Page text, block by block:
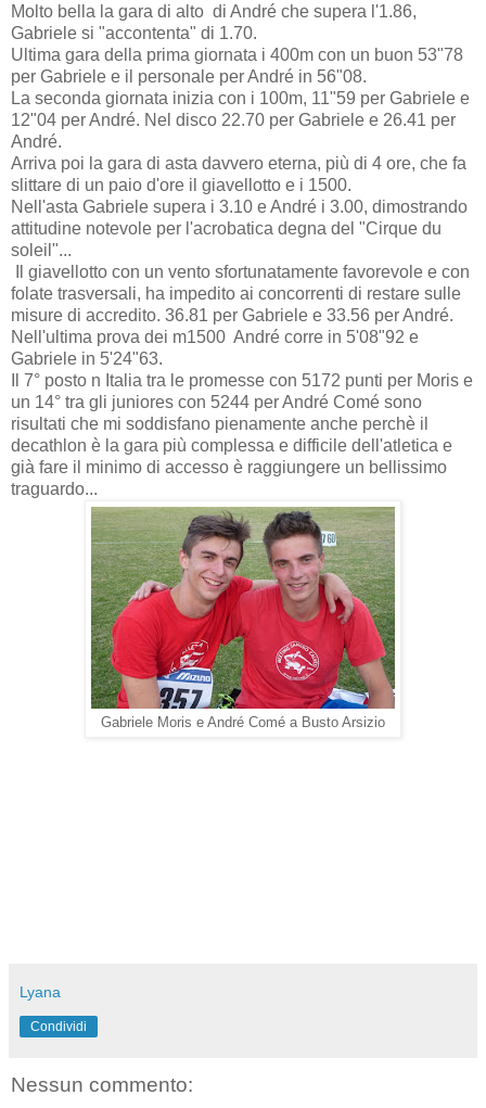
Molto bella la gara di alto di André che supera l'1.86,
Gabriele si "accontenta" di 1.70.
Ultima gara della prima giornata i 400m con un buon 53"78
per Gabriele e il personale per André in 56"08.
La seconda giornata inizia con i 100m, 11"59 per Gabriele e
12"04 per André. Nel disco 22.70 per Gabriele e 26.41 per
André.
Arriva poi la gara di asta davvero eterna, più di 4 ore, che fa
slittare di un paio d'ore il giavellotto e i 1500.
Nell'asta Gabriele supera i 3.10 e André i 3.00, dimostrando
attitudine notevole per l'acrobatica degna del "Cirque du
soleil"...
Il giavellotto con un vento sfortunatamente favorevole e con
folate trasversali, ha impedito ai concorrenti di restare sulle
misure di accredito. 36.81 per Gabriele e 33.56 per André.
Nell'ultima prova dei m1500 André corre in 5'08"92 e
Gabriele in 5'24"63.
Il 7° posto n Italia tra le promesse con 5172 punti per Moris e
un 14° tra gli juniores con 5244 per André Comé sono
risultati che mi soddisfano pienamente anche perchè il
decathlon è la gara più complessa e difficile dell'atletica e
già fare il minimo di accesso è raggiungere un bellissimo
traguardo...
Gabriele Moris e André Comé a Busto Arsizio
Lyana
Condividi
Nessun commento: